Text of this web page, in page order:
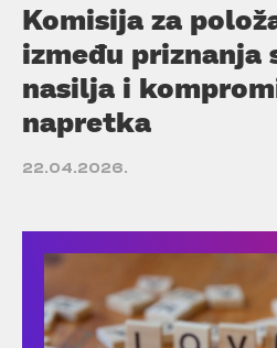
Komisija za
između
nasilja i
napretka
22.04.2026.